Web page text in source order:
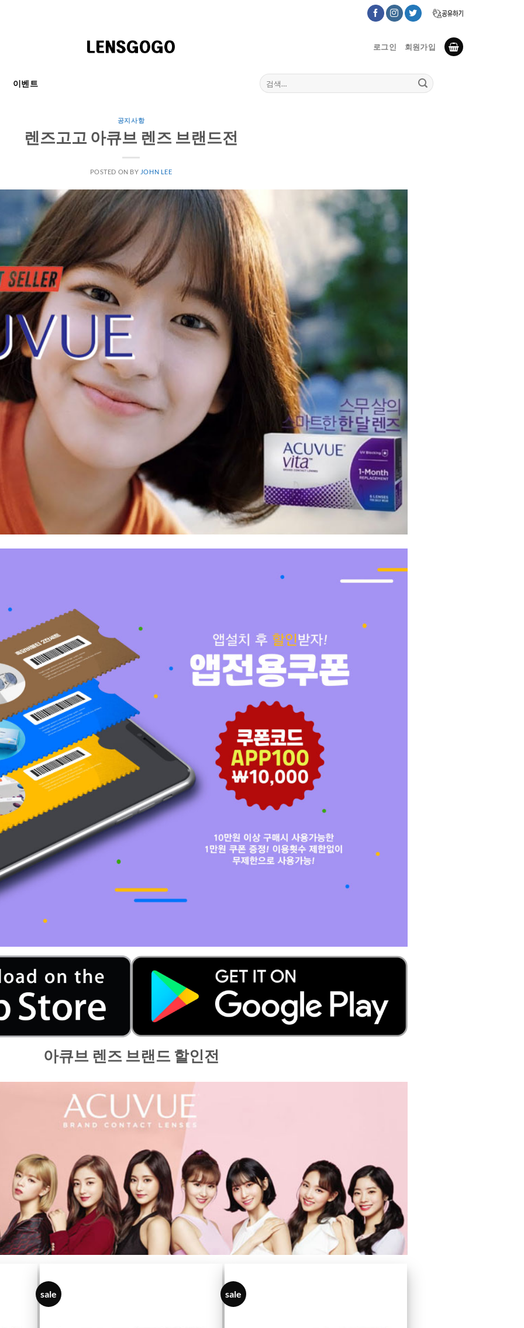
로그인 회원가입
이벤트
검
색:
공지사항
렌즈고고 아큐브 렌즈 브랜드전
POSTED ON BY JOHN LEE
아큐브 렌즈 브랜드 할인전
sale sale